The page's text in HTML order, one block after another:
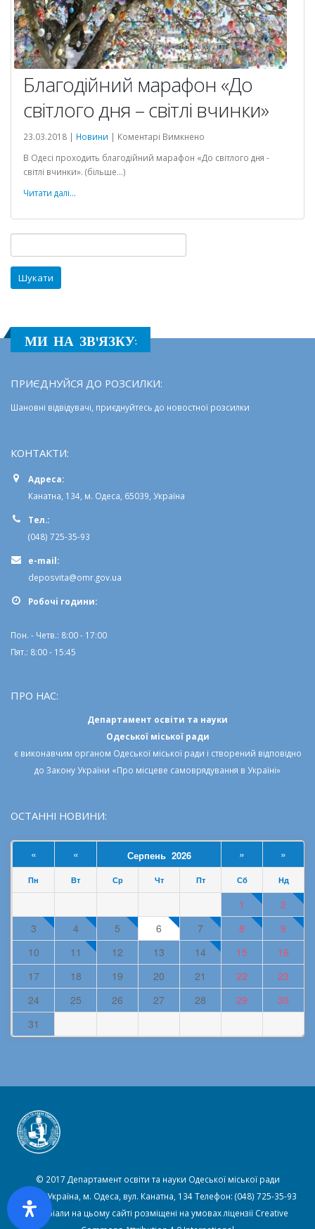
Благодійний марафон «До
світлого дня – світлі вчинки»
23.03.2018 | Новини | Коментарі Вимкнено
марафон
–
В Одесі проходить благодійний марафон «До світлого дня -
світлі вчинки». (більше…)
Читати далі...
МИ НА ЗВ'ЯЗКУ:
ПРИЄДНУЙСЯ ДО РОЗСИЛКИ:
Шановні відвідувачі, приєднуйтесь до новостної розсилки
КОНТАКТИ:
Адреса:
Канатна, 134, м. Одеса, 65039, Україна
Тел.:
(048) 725-35-93
e-mail:
deposvita@omr.gov.ua
Робочi години:
Пон. - Четв.: 8:00 - 17:00
Пят.: 8:00 - 15:45
ПРО НАС:
Департамент освіти та науки
Одеської міської ради
є виконавчим органом Одеської міської ради і створений відповідно
до Закону України «Про місцеве самоврядування в Україні»
ОСТАННІ НОВИНИ:
« « Серпень 2026 » »
Пн Вт Ср Чт Пт Сб Нд
1
2
3
4 5 6 7 8
9
10
11 12 13 14 15
16
17
18 19 20 21 22
23
24
25 26 27 28 29
30
31
© 2017 Департамент освіти та науки Одеської міської ради
65039, Україна, м. Одеса, вул. Канатна, 134 Телефон: (048) 725-35-93
Матеріали на цьому сайті розміщені на умовах ліцензії Creative